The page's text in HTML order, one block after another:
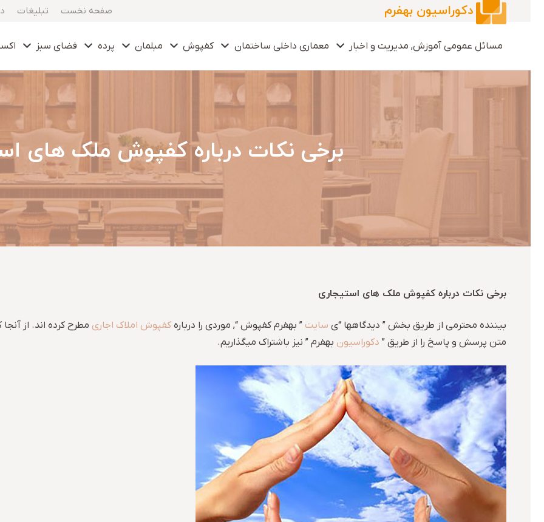
دکوراسیون بهفرم صفحه نخست تبلیغات
مسائل عمومی آموزش, مدیریت و اخبار معماری داخلی ساختمان کفپوش مبلمان پرده فضای سبز
برخی نکات درباره کفپوش ملک های
برخی نکات درباره کفپوش ملک های استیجاری
بیننده محترمی از طریق بخش ” دیدگاهها “ی سایت ” بهفرم کفپوش “, موردی را درباره کفپوش املاک اجاری مطرح کرده اند. از
متن پرسش و پاسخ را از طریق ” دکوراسیون بهفرم ” نیز باشتراک میگذاریم.